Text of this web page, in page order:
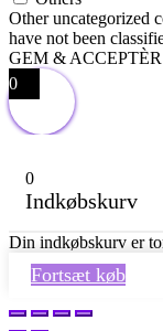
Other uncategorized
have not been
GEM & ACCEPTÈR
0
0
Indkøbskurv
Din indkøbskurv er
Fortsæt køb